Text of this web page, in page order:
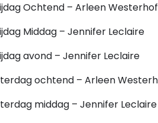
Ochtend – Arleen Westerhof
Middag – Jennifer Leclaire
avond – Jennifer Leclaire
ochtend – Arleen
middag – Jennifer Leclaire